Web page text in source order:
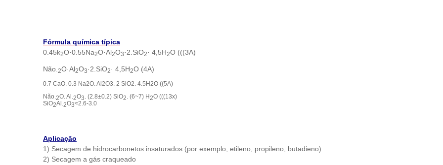
Fórmula química típica
0.45k2O·0.55Na2O·Al2O3·2.SiO2· 4,5H2O (((3A)
Não. 2O·Al2O3·2.SiO2· 4,5H2O (4A)
0.7 CaO. 0.3 Na2O. Al2O3. 2 SiO2. 4.5H2O ((5A)
Não.2O. Al.2O3. (2.8±0.2) SiO2. (6~7) H2O (((13x)
SiO2Al.2O3≈2.6-3.0
Aplicação
1) Secagem de hidrocarbonetos insaturados (por exemplo, etileno, propileno, butadieno)
2) Secagem a gás craqueado